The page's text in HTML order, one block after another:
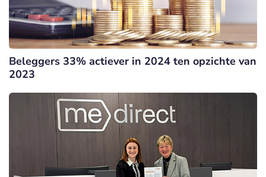
Beleggers 33% actiever in 2024 ten opzichte van
2023